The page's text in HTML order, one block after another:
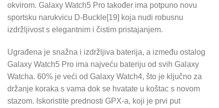
okvirom. Galaxy Watch5 Pro također ima potpuno novu
sportsku narukvicu D-Buckle[19] koja nudi robusnu
izdržljivost s elegantnim i čistim pristajanjem.
Ugrađena je snažna i izdržljiva baterija, a između ostalog
Galaxy Watch5 Pro ima najveću bateriju od svih Galaxy
Watcha. 60% je veći od Galaxy Watch4, što je ključno za
držanje koraka s vama dok se hvatate u koštac s novom
stazom. Iskoristite prednosti GPX-a, koji je prvi put